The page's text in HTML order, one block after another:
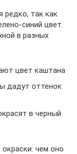
редко, так как
синий цвет.
в разных
цвет каштана
дадут оттенок
в черный
чем оно